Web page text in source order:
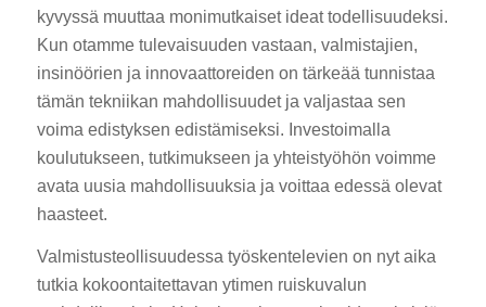
kyvyssä muuttaa monimutkaiset ideat todellisuudeksi.
Kun otamme tulevaisuuden vastaan, valmistajien,
insinöörien ja innovaattoreiden on tärkeää tunnistaa
tämän tekniikan mahdollisuudet ja valjastaa sen
voima edistyksen edistämiseksi. Investoimalla
koulutukseen, tutkimukseen ja yhteistyöhön voimme
avata uusia mahdollisuuksia ja voittaa edessä olevat
haasteet.
Valmistusteollisuudessa työskentelevien on nyt aika
tutkia kokoontaitettavan ytimen ruiskuvalun